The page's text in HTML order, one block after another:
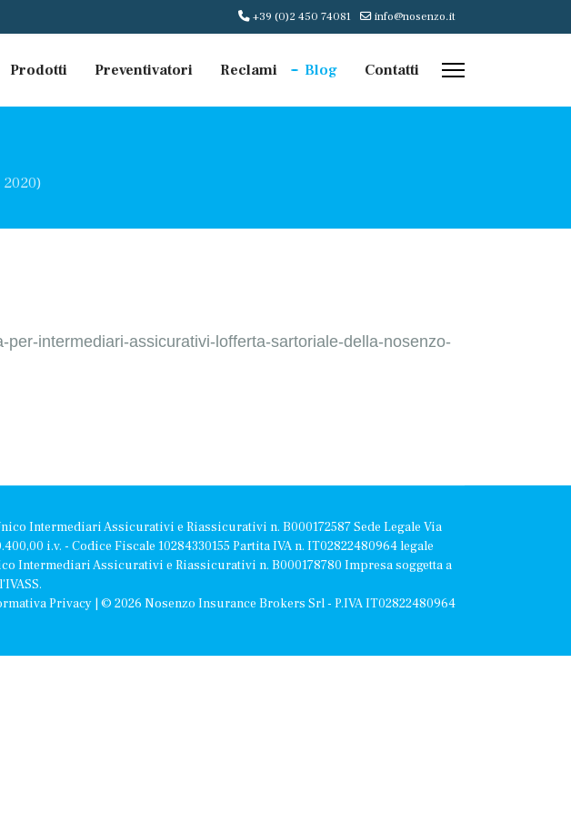
+39 (0)2 450 74081 info@nosenzo.it
Prodotti Preventivatori Reclami Blog Contatti
2020)
intermediari-assicurativi-lofferta-sartoriale-della-nosenzo-
Intermediari Assicurativi e Riassicurativi n. B000172587 Sede Legale Via
i.v. - Codice Fiscale 10284330155 Partita IVA n. IT02822480964 legale
Intermediari Assicurativi e Riassicurativi n. B000178780 Impresa soggetta a
Privacy| © 2026 Nosenzo Insurance Brokers Srl - P.IVA IT02822480964